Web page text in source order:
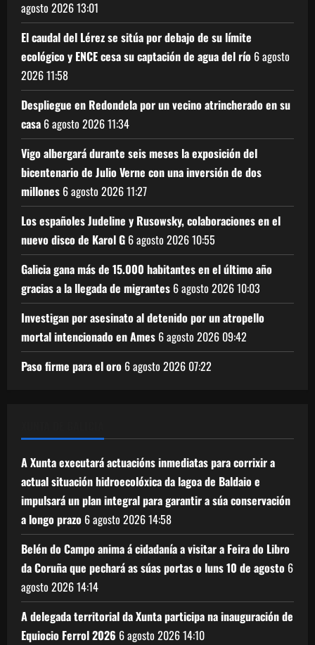
agosto 202613:01
El caudal del Lérez se sitúa por debajo de su límite
ecológico y ENCE cesa su captación de agua del río 6 agosto
202611:58
Despliegue en Redondela por un vecino atrincherado en su
casa 6 agosto 202611:34
Vigo albergará durante seis meses la exposición del
bicentenario de Julio Verne con una inversión de dos
millones 6 agosto 202611:27
Los españoles Judeline y Rusowsky, colaboraciones en el
nuevo disco de Karol G 6 agosto 202610:55
Galicia gana más de 15.000 habitantes en el último año
gracias a la llegada de migrantes 6 agosto 202610:03
Investigan por asesinato al detenido por un atropello
mortal intencionado en Ames 6 agosto 2026 09:42
Paso firme para el oro 6 agosto 2026 07:22
A Xunta executará actuacións inmediatas para corrixir a
actual situación hidroecolóxica da lagoa de Baldaio e
impulsará un plan integral para garantir a súa conservación
a longo prazo 6 agosto 202614:58
Belén do Campo anima á cidadanía a visitar a Feira do Libro
da Coruña que pechará as súas portas o luns 10 de agosto 6
agosto 202614:14
A delegada territorial da Xunta participa na inauguración de
Equiocio Ferrol 2026 6 agosto 202614:10